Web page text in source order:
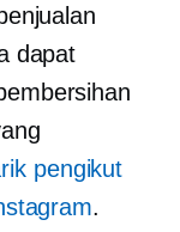
dapat
pengikut
.